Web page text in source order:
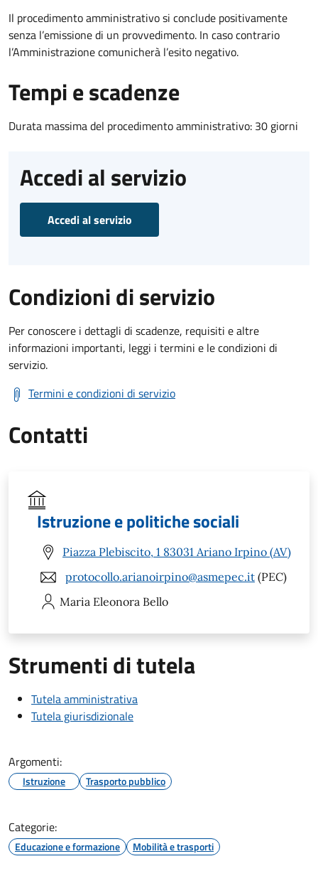
Il procedimento amministrativo si conclude positivamente
senza l’emissione di un provvedimento. In caso contrario
l’Amministrazione comunicherà l’esito negativo.
Tempi e scadenze
Durata massima del procedimento amministrativo: 30 giorni
Accedi al servizio
Accedi al servizio
Condizioni di servizio
Per conoscere i dettagli di scadenze, requisiti e altre
informazioni importanti, leggi i termini e le condizioni di
servizio.
Termini e condizioni di servizio
Contatti
Istruzione e politiche sociali
Piazza Plebiscito, 1 83031 Ariano Irpino (AV)
protocollo.arianoirpino@asmepec.it (PEC)
Maria Eleonora Bello
Strumenti di tutela
Tutela amministrativa
Tutela giurisdizionale
Argomenti:
Istruzione Trasporto pubblico
Categorie:
Educazione e formazione Mobilità e trasporti